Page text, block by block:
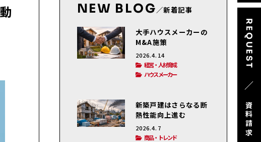
REQUEST
／
資料請求
NEW BLOG ／新着記事
大手ハウスメーカーの
M&A施策
2026.4.14
経営・人材育成
ハウスメーカー
新築戸建はさらなる断
熱性能向上進む
2026.4.7
商品・トレンド